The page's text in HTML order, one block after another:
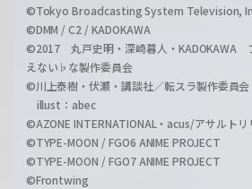
©Tokyo Broadcasting System Television,
©DMM / C2 / KADOKAWA
©2017 丸戸史明・深崎暮人・KADOKAWA
えない♭な製作委員会
©川上泰樹・伏瀬・講談社／転スラ製作委員
illust：abec
©AZONE INTERNATIONAL・acus/アサルトリ
©TYPE-MOON / FGO6 ANIME PROJECT
©TYPE-MOON / FGO7 ANIME PROJECT
©Frontwing